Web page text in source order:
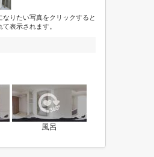
りたい写真をクリックすると
て表示されます。
風呂